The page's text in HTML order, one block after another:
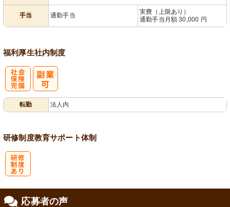
手当 通勤手当
実費（上限あり）
通勤手当月額 30,000 円
福利厚生社内制度
転勤 法人内
研修制度教育サポート体制
応募者の声